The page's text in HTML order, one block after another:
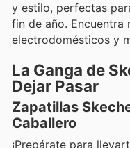
y estilo, perfectas
fin de año. Encuentra
electrodomésticos y
La Ganga de
Dejar Pasar
Zapatillas
Caballero
¡Prepárate para